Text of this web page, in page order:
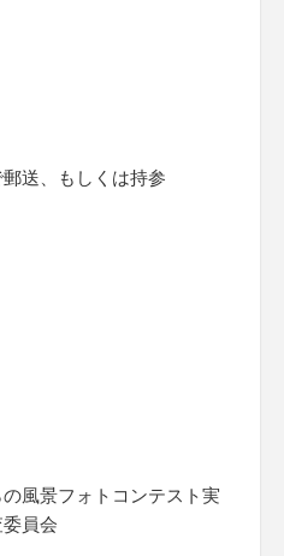
送、もしくは持参
風景フォトコンテスト実
員会